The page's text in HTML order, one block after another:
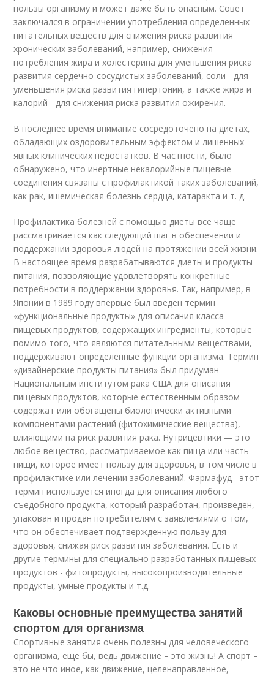
пользы организму и может даже быть опасным. Совет
заключался в ограничении употребления определенных
питательных веществ для снижения риска развития
хронических заболеваний, например, снижения
потребления жира и холестерина для уменьшения риска
развития сердечно-сосудистых заболеваний, соли - для
уменьшения риска развития гипертонии, а также жира и
калорий - для снижения риска развития ожирения.
В последнее время внимание сосредоточено на диетах,
обладающих оздоровительным эффектом и лишенных
явных клинических недостатков. В частности, было
обнаружено, что инертные некалорийные пищевые
соединения связаны с профилактикой таких заболеваний,
как рак, ишемическая болезнь сердца, катаракта и т. д.
Профилактика болезней с помощью диеты все чаще
рассматривается как следующий шаг в обеспечении и
поддержании здоровья людей на протяжении всей жизни.
В настоящее время разрабатываются диеты и продукты
питания, позволяющие удовлетворять конкретные
потребности в поддержании здоровья. Так, например, в
Японии в 1989 году впервые был введен термин
«функциональные продукты» для описания класса
пищевых продуктов, содержащих ингредиенты, которые
помимо того, что являются питательными веществами,
поддерживают определенные функции организма. Термин
«дизайнерские продукты питания» был придуман
Национальным институтом рака США для описания
пищевых продуктов, которые естественным образом
содержат или обогащены биологически активными
компонентами растений (фитохимические вещества),
влияющими на риск развития рака. Нутрицевтики — это
любое вещество, рассматриваемое как пища или часть
пищи, которое имеет пользу для здоровья, в том числе в
профилактике или лечении заболеваний. Фармафуд - этот
термин используется иногда для описания любого
съедобного продукта, который разработан, произведен,
упакован и продан потребителям с заявлениями о том,
что он обеспечивает подтвержденную пользу для
здоровья, снижая риск развития заболевания. Есть и
другие термины для специально разработанных пищевых
продуктов - фитопродукты, высокопроизводительные
продукты, умные продукты и т.д.
Каковы основные преимущества занятий
спортом для организма
Спортивные занятия очень полезны для человеческого
организма, еще бы, ведь движение – это жизнь! А спорт –
это не что иное, как движение, целенаправленное,